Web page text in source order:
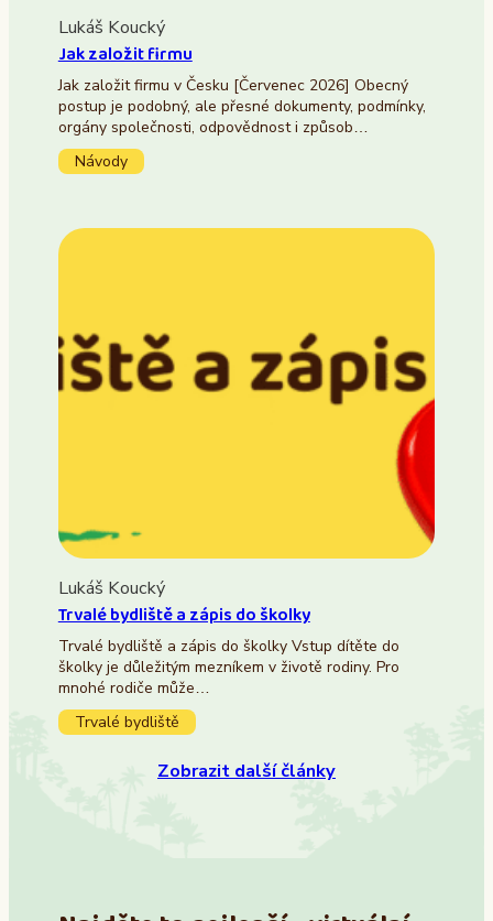
Lukáš Koucký
Jak založit firmu
Jak založit firmu v Česku [Červenec 2026] Obecný
postup je podobný, ale přesné dokumenty, podmínky,
orgány společnosti, odpovědnost i způsob…
Návody
Lukáš Koucký
Trvalé bydliště a zápis do školky
Trvalé bydliště a zápis do školky Vstup dítěte do
školky je důležitým mezníkem v životě rodiny. Pro
mnohé rodiče může…
Trvalé bydliště
Zobrazit další články